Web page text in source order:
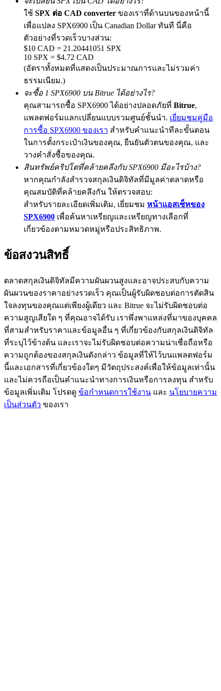
Exclusive for BitMart Users
Register & Trade to Win 500,000 USDT
Precious Metals Trading Carnival
Trade Gold & Silver · 33,333 USDT Bonus
USDT New User Exclusive 10% APR
USDT Flexible Staking | Daily Rewards
BTC New User Exclusive: 6.5% APR
กิจกรรมเพิ่มเติม
รับรางวัลและสิทธิพิเศษสุดพิเศษ
ศูนย์รางวัล
เข้าสู่ระบบลงชื่อ
ใช้ SPX ต่อ CAD converter ของเราที่ด้านบนของหน้านี้
เพื่อแปลง SPX6900 เป็น Canadian Dollar ทันที นี่คือ
ตัวอย่างที่รวดเร็วบางส่วน:
$10 CAD = 21.20441051 SPX
10 SPX = $4.72 CAD
(อัตราทั้งหมดที่แสดงเป็นประมาณการและไม่รวมค่า
ธรรมเนียม.)
จะซื้อ 1 SPX6900 บน Bitrue ได้อย่างไร?
คุณสามารถซื้อ SPX6900 ได้อย่างปลอดภัยที่ Bitrue,
แพลตฟอร์มแลกเปลี่ยนแบบรวมศูนย์ชั้นนำ. เยี่ยมชมคู่มือ
การซื้อ SPX6900 ของเรา สำหรับคำแนะนำทีละขั้นตอน
ในการตั้งกระเป๋าเงินของคุณ, ยืนยันตัวตนของคุณ, และ
วางคำสั่งซื้อของคุณ.
สินทรัพย์คริปโตที่คล้ายคลึงกับ SPX6900 มีอะไรบ้าง?
หากคุณกำลังสำรวจสกุลเงินดิจิทัลที่มีมูลค่าตลาดหรือ
คุณสมบัติที่คล้ายคลึงกัน ให้ตรวจสอบ:
สำหรับรายละเอียดเพิ่มเติม, เยี่ยมชม หน้าแอสเซ็ทของ
SPX6900 เพื่อค้นหาเหรียญและเหรียญทางเลือกที่
เกี่ยวข้องตามหมวดหมู่หรือประสิทธิภาพ.
ข้อสงวนสิทธิ์
ตลาดสกุลเงินดิจิทัลมีความผันผวนสูงและอาจประสบกับความ
ผันผวนของราคาอย่างรวดเร็ว คุณเป็นผู้รับผิดชอบต่อการตัดสิน
ใจลงทุนของคุณแต่เพียงผู้เดียว และ Bitrue จะไม่รับผิดชอบต่อ
ความสูญเสียใด ๆ ที่คุณอาจได้รับ เราพึ่งพาแหล่งที่มาของบุคคล
ที่สามสำหรับราคาและข้อมูลอื่น ๆ ที่เกี่ยวข้องกับสกุลเงินดิจิทัล
ที่ระบุไว้ข้างต้น และเราจะไม่รับผิดชอบต่อความน่าเชื่อถือหรือ
ความถูกต้องของสกุลเงินดังกล่าว ข้อมูลที่ให้ไว้บนแพลตฟอร์ม
นี้และเอกสารที่เกี่ยวข้องใดๆ มีวัตถุประสงค์เพื่อให้ข้อมูลเท่านั้น
และไม่ควรถือเป็นคำแนะนำทางการเงินหรือการลงทุน สำหรับ
ข้อมูลเพิ่มเติม โปรดดู ข้อกำหนดการใช้งาน และ นโยบายความ
เป็นส่วนตัว ของเรา